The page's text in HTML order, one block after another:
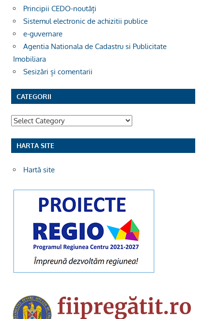
Principii CEDO-noutăți
Sistemul electronic de achizitii publice
e-guvernare
Agentia Nationala de Cadastru si Publicitate
Imobiliara
Sesizări și comentarii
CATEGORII
Categorii
HARTA SITE
Hartă site